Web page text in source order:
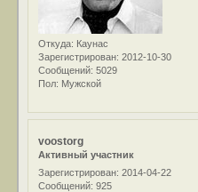
Откуда: Каунас
Зарегистрирован: 2012-10-30
Сообщений: 5029
Пол: Мужской
voostorg
Активный участник
Зарегистрирован: 2014-04-22
Сообщений: 925